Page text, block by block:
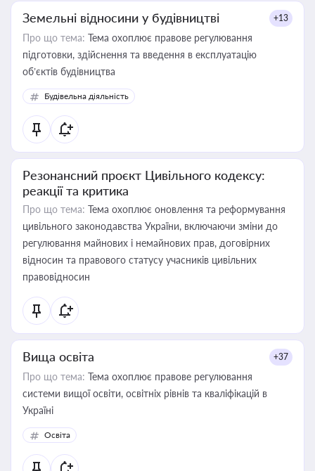
Земельні відносини у будівництві +13
Про що тема: Тема охоплює правове регулювання
підготовки, здійснення та введення в експлуатацію
об’єктів будівництва
Будівельна діяльність
Резонансний проєкт Цивільного кодексу:
реакції та критика
Про що тема: Тема охоплює оновлення та реформування
цивільного законодавства України, включаючи зміни до
регулювання майнових і немайнових прав, договірних
відносин та правового статусу учасників цивільних
правовідносин
Вища освіта +37
Про що тема: Тема охоплює правове регулювання
системи вищої освіти, освітніх рівнів та кваліфікацій в
Україні
Освіта